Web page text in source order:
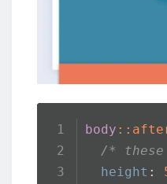
body
/*
height :